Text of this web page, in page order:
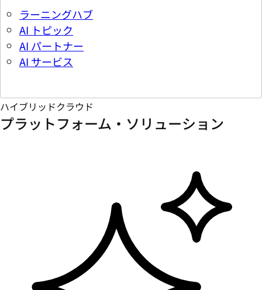
ラーニングハブ
AI トピック
AI パートナー
AI サービス
ハイブリッドクラウド
プラットフォーム・ソリューション